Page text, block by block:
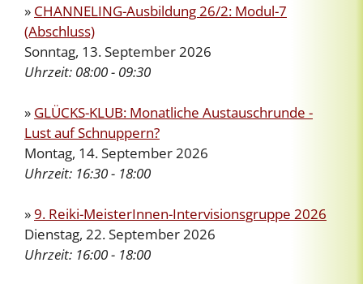
» CHANNELING-Ausbildung 26/2: Modul-7
(Abschluss)
Sonntag, 13. September 2026
Uhrzeit: 08:00 - 09:30
» GLÜCKS-KLUB: Monatliche Austauschrunde -
Lust auf Schnuppern?
Montag, 14. September 2026
Uhrzeit: 16:30 - 18:00
»9. Reiki-MeisterInnen-Intervisionsgruppe 2026
Dienstag, 22. September 2026
Uhrzeit: 16:00 - 18:00